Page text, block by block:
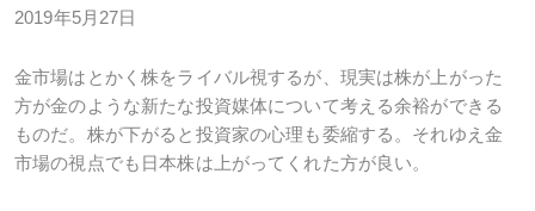
2019年5月27日
金市場はとかく株をライバル視するが、現実は株が上がった
方が金のような新たな投資媒体について考える余裕ができる
ものだ。株が下がると投資家の心理も委縮する。それゆえ金
市場の視点でも日本株は上がってくれた方が良い。